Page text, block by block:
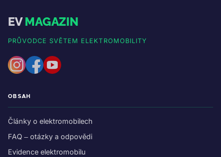
EVMAGAZIN
PRŮVODCE SVĚTEM ELEKTROMOBILITY
OBSAH
Články o elektromobilech
FAQ – otázky a odpovědi
Evidence elektromobilu